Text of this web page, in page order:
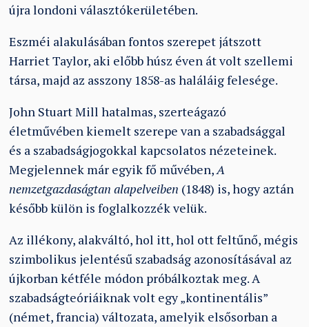
újra londoni választókerületében.
Eszméi alakulásában fontos szerepet játszott
Harriet Taylor, aki előbb húsz éven át volt szellemi
társa, majd az asszony 1858-as haláláig felesége.
John Stuart Mill hatalmas, szerteágazó
életművében kiemelt szerepe van a szabadsággal
és a szabadságjogokkal kapcsolatos nézeteinek.
Megjelennek már egyik fő művében,A
nemzetgazdaságtan alapelveiben (1848) is, hogy aztán
később külön is foglalkozzék velük.
Az illékony, alakváltó, hol itt, hol ott feltűnő, mégis
szimbolikus jelentésű szabadság azonosításával az
újkorban kétféle módon próbálkoztak meg. A
szabadságteóriáiknak volt egy „kontinentális”
(német, francia) változata, amelyik elsősorban a